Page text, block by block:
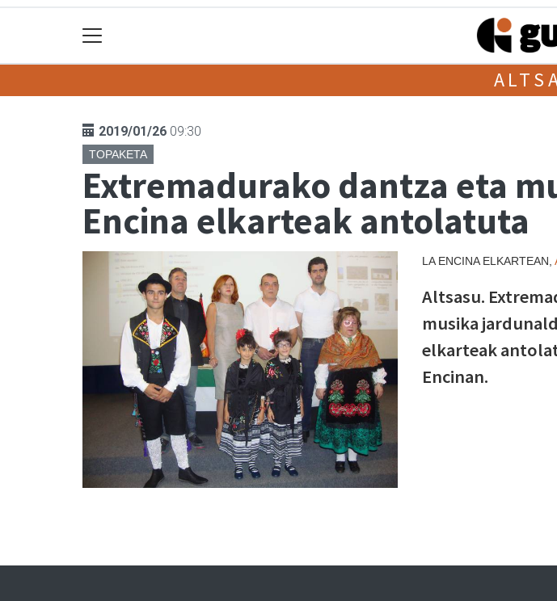
2019/01/26 09:30
TOPAKETA
Extremadurako dantza eta
Encina elkarteak antolatuta
LA ENCINA ELKARTEAN,
Altsasu.
musika
elkarteak
Encinan.